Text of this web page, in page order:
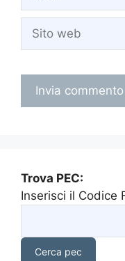
web
Trova PEC:
Inserisci il Codice